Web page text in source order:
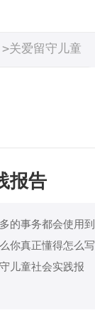
>关爱留守儿童
报告
的事务都会使用到
你真正懂得怎么写
儿童社会实践报